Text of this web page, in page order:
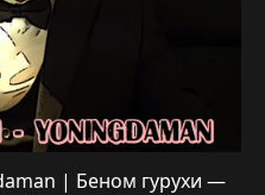
| Беном гурухи —